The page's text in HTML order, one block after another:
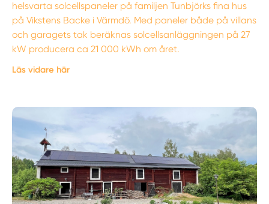
helsvarta solcellspaneler på familjen Tunbjörks fina hus
på Vikstens Backe i Värmdö. Med paneler både på villans
och garagets tak beräknas solcellsanläggningen på 27
kW producera ca 21 000 kWh om året.
Läs vidare här